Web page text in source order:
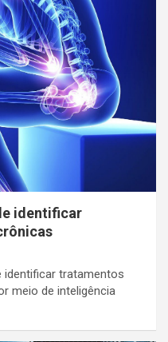
identificar
identificar tratamentos
meio de inteligência